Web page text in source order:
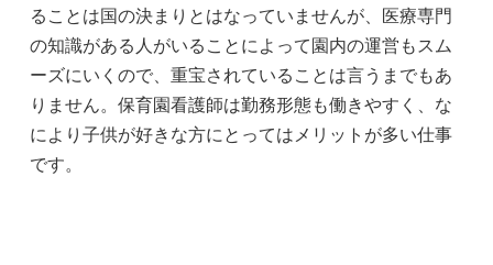
ることは国の決まりとはなっていませんが、医療専門
の知識がある人がいることによって園内の運営もスム
ーズにいくので、重宝されていることは言うまでもあ
りません。保育園看護師は勤務形態も働きやすく、な
により子供が好きな方にとってはメリットが多い仕事
です。